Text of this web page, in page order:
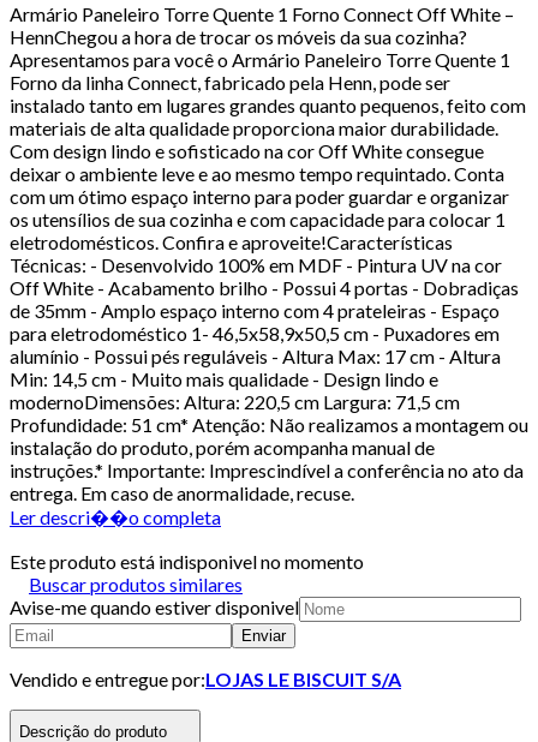
Armário Paneleiro Torre Quente 1 Forno Connect Off White –
HennChegou a hora de trocar os móveis da sua cozinha?
Apresentamos para você o Armário Paneleiro Torre Quente 1
Forno da linha Connect, fabricado pela Henn, pode ser
instalado tanto em lugares grandes quanto pequenos, feito com
materiais de alta qualidade proporciona maior durabilidade.
Com design lindo e sofisticado na cor Off White consegue
deixar o ambiente leve e ao mesmo tempo requintado. Conta
com um ótimo espaço interno para poder guardar e organizar
os utensílios de sua cozinha e com capacidade para colocar 1
eletrodomésticos. Confira e aproveite!Características
Técnicas: - Desenvolvido 100% em MDF - Pintura UV na cor
Off White - Acabamento brilho - Possui 4 portas - Dobradiças
de 35mm - Amplo espaço interno com 4 prateleiras - Espaço
para eletrodoméstico 1- 46,5x58,9x50,5 cm - Puxadores em
alumínio - Possui pés reguláveis - Altura Max: 17 cm - Altura
Min: 14,5 cm - Muito mais qualidade - Design lindo e
modernoDimensões: Altura: 220,5 cm Largura: 71,5 cm
Profundidade: 51 cm* Atenção: Não realizamos a montagem ou
instalação do produto, porém acompanha manual de
instruções.* Importante: Imprescindível a conferência no ato da
entrega. Em caso de anormalidade, recuse.
Ler descri��o completa
Este produto está indisponivel no momento
Buscar produtos similares
Avise-me quando estiver disponivel
Enviar
Vendido e entregue por:LOJAS LE BISCUIT S/A
Descrição do produto